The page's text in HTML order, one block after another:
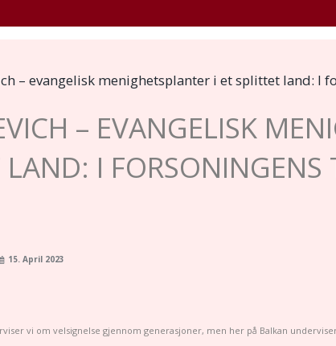
– evangelisk menighetsplanter i et splittet land: I
– EVANGELISK
I FORSONINGENS
15. April 2023
vi om velsignelse gjennom generasjoner, men her på Balkan